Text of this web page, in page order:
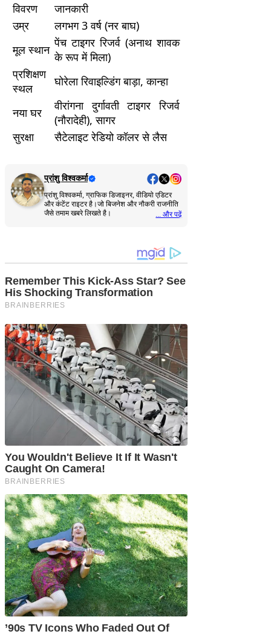
विवरण
जानकारी
उम्र
लगभग 3 वर्ष (नर बाघ)
मूल स्थान पेंच टाइगर रिजर्व (अनाथ शावक
के रूप में मिला)
प्रशिक्षण
स्थल
घोरेला रिवाइल्डिंग बाड़ा, कान्हा
नया घर
वीरांगना दुर्गावती टाइगर रिजर्व
(नौरादेही), सागर
सुरक्षा
सैटेलाइट रेडियो कॉलर से लैस
प्रांशु विश्वकर्मा
प्रांशु विश्वकर्मा, ग्राफिक डिजाइनर, वीडियो एडिटर
और कंटेंट राइटर है।जो बिजनेश और नौकरी राजनीति
जैसे तमाम खबरे लिखते है।
... और पढ़ें